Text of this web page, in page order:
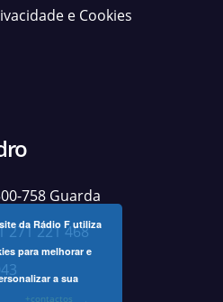
e Cookies
758 Guarda
271 221 468
+contactos
da Rádio F utiliza
para melhorar e
a sua